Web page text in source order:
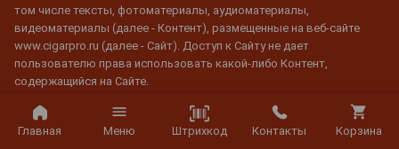
Главная Меню Штрихкод Контакты Корзина
том числе тексты, фотоматериалы, аудиоматериалы,
видеоматериалы (далее - Контент), размещенные на веб-сайте
www.cigarpro.ru (далее - Сайт). Доступ к Сайту не дает
пользователю права использовать какой-либо Контент,
содержащийся на Сайте.
Воспроизведение Контента с Сайта разрешено только для
частного и личного пользования. Любое воспроизведение или